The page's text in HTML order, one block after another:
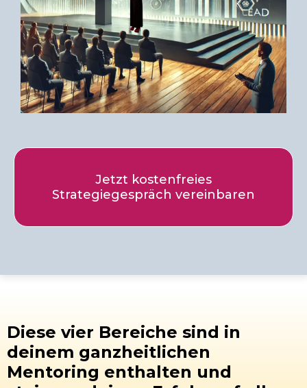
Jetzt kostenfreies
Strategiegespräch vereinbaren
Diese vier Bereiche sind in
deinem ganzheitlichen
Mentoring enthalten und